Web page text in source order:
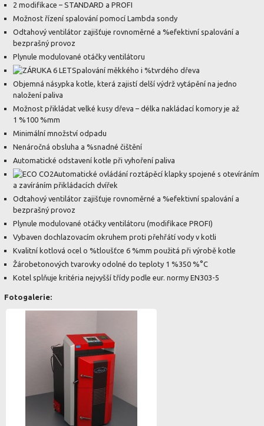
2 modifikace – STANDARD a PROFI
Možnost řízení spalování pomocí Lambda sondy
Odtahový ventilátor zajišťuje rovnoměrné a %efektivní spalování a
bezprašný provoz
Plynule modulované otáčky ventilátoru
Spalování měkkého i %tvrdého dřeva
Objemná násypka kotle, která zajistí delší výdrž vytápění na jedno
naložení paliva
Možnost přikládat velké kusy dřeva – délka nakládací komory je až
1 %100 %mm
Minimální množství odpadu
Nenáročná obsluha a %snadné čištění
Automatické odstavení kotle při vyhoření paliva
Automatické ovládání roztápěcí klapky spojené s otevíráním
a zavíráním přikládacích dvířek
Odtahový ventilátor zajišťuje rovnoměrné a %efektivní spalování a
bezprašný provoz
Plynule modulované otáčky ventilátoru (modifikace PROFI)
Vybaven dochlazovacím okruhem proti přehřátí vody v kotli
Kvalitní kotlová ocel o %tloušťce 6 %mm použitá při výrobě kotle
Žárobetonových tvarovky odolné do teploty 1 %350 %°C
Kotel splňuje kritéria nejvyšší třídy podle eur. normy EN303-5
Fotogalerie: